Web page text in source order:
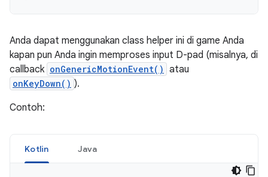
Anda dapat menggunakan class helper ini di game Anda
kapan pun Anda ingin memproses input D-pad (misalnya, di
callback onGenericMotionEvent() atau
onKeyDown() ).
Contoh:
Kotlin Java